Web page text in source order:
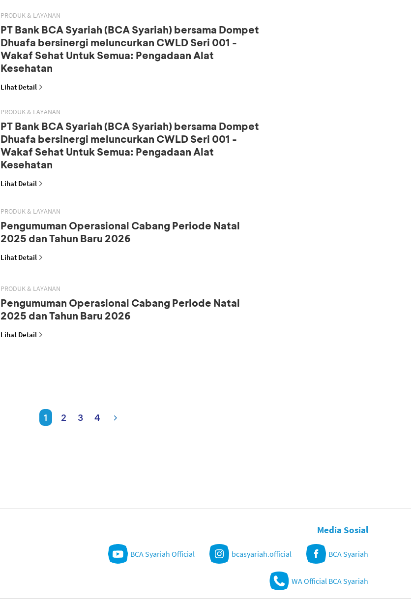
PRODUK & LAYANAN
PT Bank BCA Syariah (BCA Syariah) bersama Dompet
Dhuafa bersinergi meluncurkan CWLD Seri 001 -
Wakaf Sehat Untuk Semua: Pengadaan Alat
Kesehatan
Lihat Detail
PRODUK & LAYANAN
PT Bank BCA Syariah (BCA Syariah) bersama Dompet
Dhuafa bersinergi meluncurkan CWLD Seri 001 -
Wakaf Sehat Untuk Semua: Pengadaan Alat
Kesehatan
Lihat Detail
PRODUK & LAYANAN
Pengumuman Operasional Cabang Periode Natal
2025 dan Tahun Baru 2026
Lihat Detail
PRODUK & LAYANAN
Pengumuman Operasional Cabang Periode Natal
2025 dan Tahun Baru 2026
Lihat Detail
1 2 3 4
Media Sosial
BCA Syariah Official bcasyariah.official BCA Syariah
WA Official BCA Syariah